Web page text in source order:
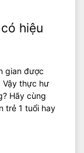
hiệu
gian được
Vậy thực hư
Hãy cùng
trẻ 1 tuổi hay